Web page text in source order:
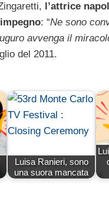
l’attrice
: “Ne sono
avvenga il
del 2011.
Luisa Ranieri, sono
una suora mancata